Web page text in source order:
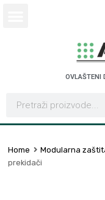
OVLAŠTENI
Home Modularna
prekidači